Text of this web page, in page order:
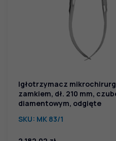
Igłotrzymacz
zamkiem, dł. 210 mm,
diamentowym, odgięte
SKU: MK 83/1